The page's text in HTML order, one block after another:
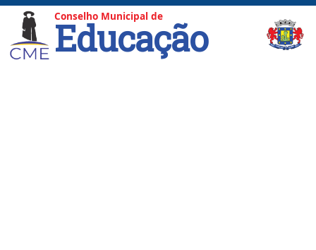
Conselho Municipal de
Educação